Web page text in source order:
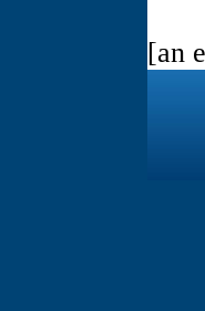
[an